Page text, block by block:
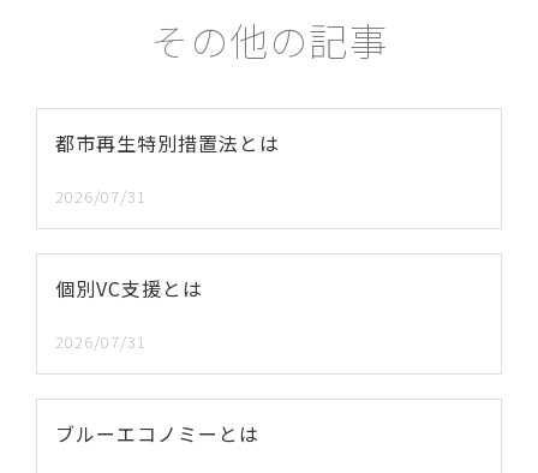
その他の記事
都市再生特別措置法とは
2026/07/31
個別VC支援とは
2026/07/31
ブルーエコノミーとは